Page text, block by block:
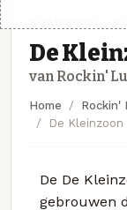
De
van Rockin'
Home
Rockin'
De Kleinzoon
De De
gebrouwen